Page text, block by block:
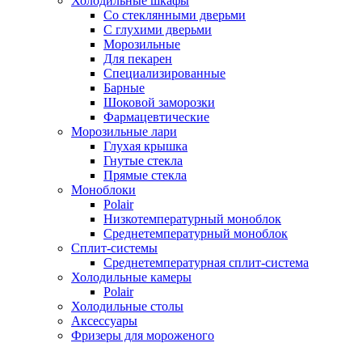
Со стеклянными дверьми
С глухими дверьми
Морозильные
Для пекарен
Специализированные
Барные
Шоковой заморозки
Фармацевтические
Морозильные лари
Глухая крышка
Гнутые стекла
Прямые стекла
Моноблоки
Polair
Низкотемпературный моноблок
Среднетемпературный моноблок
Сплит-системы
Среднетемпературная сплит-система
Холодильные камеры
Polair
Холодильные столы
Аксессуары
Фризеры для мороженого